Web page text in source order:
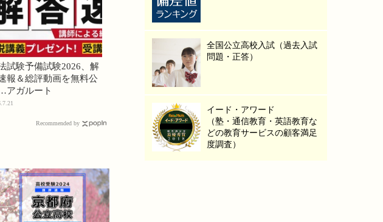
試験予備試験2026、解
報＆総評動画を無料公
アガルート
Recommended by
全国公立高校入試（過去入試
問題・正答）
イード・アワード
（塾・通信教育・英語教育な
どの教育サービスの顧客満足
度調査）